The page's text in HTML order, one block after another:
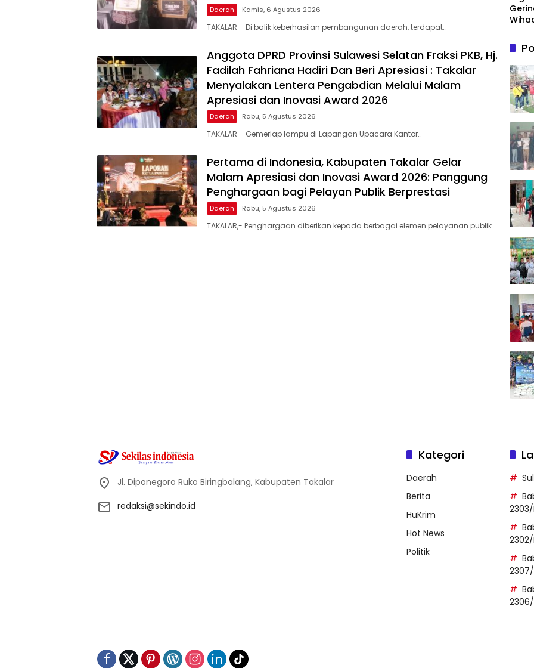
Daerah Kamis, 6 Agustus 2026
TAKALAR – Di balik keberhasilan pembangunan daerah, terdapat…
Anggota DPRD Provinsi Sulawesi Selatan Fraksi PKB, Hj.
Fadilah Fahriana Hadiri Dan Beri Apresiasi : Takalar
Menyalakan Lentera Pengabdian Melalui Malam
Apresiasi dan Inovasi Award 2026
Daerah Rabu, 5 Agustus 2026
TAKALAR – Gemerlap lampu di Lapangan Upacara Kantor…
Pertama di Indonesia, Kabupaten Takalar Gelar
Malam Apresiasi dan Inovasi Award 2026: Panggung
Penghargaan bagi Pelayan Publik Berprestasi
Daerah Rabu, 5 Agustus 2026
TAKALAR,- Penghargaan diberikan kepada berbagai elemen pelayanan publik…
Awasi
agar
Jl. Diponegoro Ruko Biringbalang, Kabupaten Takalar
redaksi@sekindo.id
Kategori
Daerah
Berita
HuKrim
Hot News
Politik